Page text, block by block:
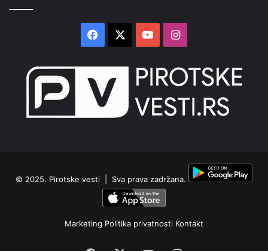
Facebook YouTubeInstagram
© 2025. Pirotske vesti | Sva prava zadržana.
Marketing Politika privatnosti Kontakt